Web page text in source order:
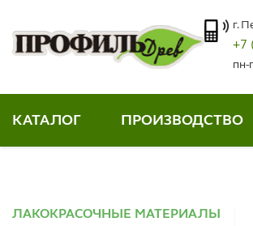
г.
+7
пн-
КАТАЛОГ ПРОИЗВОДСТВО
ЛАКОКРАСОЧНЫЕ МАТЕРИАЛЫ